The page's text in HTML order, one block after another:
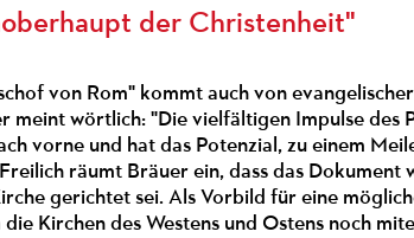
der Christenheit"
von Rom" kommt auch von
wörtlich: "Die vielfältigen Impulse des
vorne und hat das Potenzial, zu einem
räumt Bräuer ein, dass das
gerichtet sei. Als Vorbild für eine
Kirchen des Westens und Ostens noch